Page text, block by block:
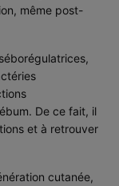
même post-
De ce fait, il
et à retrouver
cutanée,